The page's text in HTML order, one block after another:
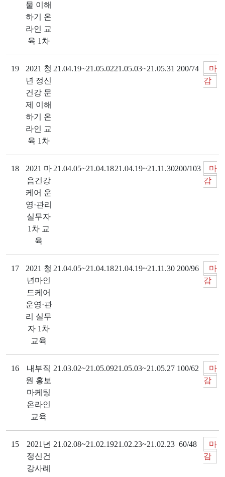
물 이해
하기 온
라인 교
육 1차
19
2021 청
년 정신
건강 문
제 이해
하기 온
라인 교
육 1차
21.04.19~21.05.0221.05.03~21.05.31 200/74
마
감
18
2021 마
음건강
케어 운
영·관리
실무자
1차 교
육
21.04.05~21.04.1821.04.19~21.11.30200/103
마
감
17
2021 청
년마인
드케어
운영·관
리 실무
자 1차
교육
21.04.05~21.04.1821.04.19~21.11.30 200/96
마
감
16
내부직
원 홍보
마케팅
온라인
교육
21.03.02~21.05.0921.05.03~21.05.27 100/62
마
감
15
2021년
정신건
강사례
21.02.08~21.02.1921.02.23~21.02.23 60/48
마
감